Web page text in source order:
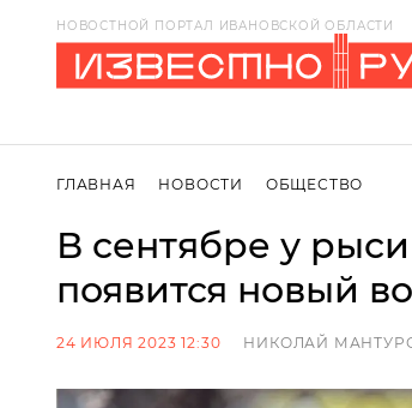
НОВОСТНОЙ ПОРТАЛ ИВАНОВСКОЙ ОБЛАСТИ
ГЛАВНАЯ НОВОСТИ ОБЩЕСТВО
В сентябре у
появится новый
24 ИЮЛЯ 2023 12:30 НИКОЛАЙ